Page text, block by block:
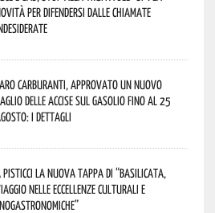
per difendersi dalle chiamate
carburanti, approvato un nuovo
delle accise sul gasolio fino al 25
i dettagli
Pisticci la nuova tappa di “Basilicata,
nelle eccellenze culturali e